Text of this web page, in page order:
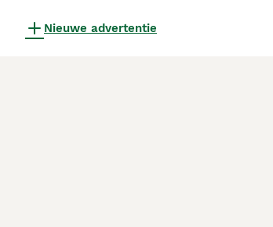
Nieuwe advertentie